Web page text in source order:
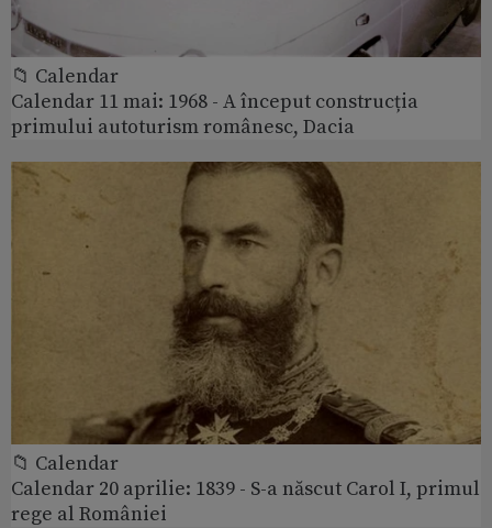
📁 Calendar
Calendar 11 mai: 1968 - A început construcția
primului autoturism românesc, Dacia
📁 Calendar
Calendar 20 aprilie: 1839 - S-a născut Carol I, primul
rege al României